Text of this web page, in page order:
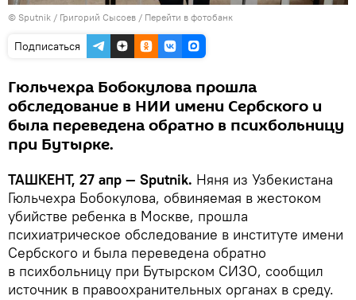
© Sputnik / Григорий Сысоев / Перейти в фотобанк
Подписаться
Гюльчехра Бобокулова прошла
обследование в НИИ имени Сербского и
была переведена обратно в психбольницу
при Бутырке.
ТАШКЕНТ, 27 апр — Sputnik. Няня из Узбекистана
Гюльчехра Бобокулова, обвиняемая в жестоком
убийстве ребенка в Москве, прошла
психиатрическое обследование в институте имени
Сербского и была переведена обратно
в психбольницу при Бутырском СИЗО, сообщил
источник в правоохранительных органах в среду.